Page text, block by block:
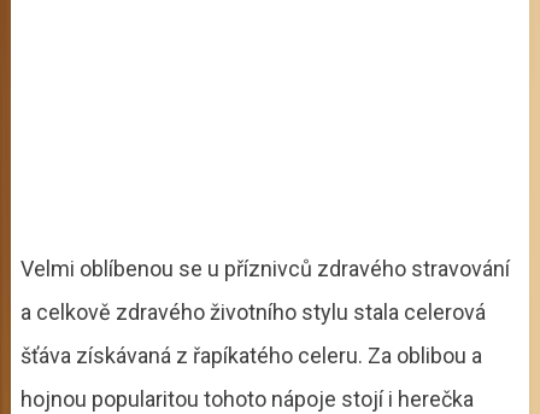
Velmi oblíbenou se u příznivců zdravého stravování
a celkově zdravého životního stylu stala celerová
šťáva získávaná z řapíkatého celeru. Za oblibou a
hojnou popularitou tohoto nápoje stojí i herečka